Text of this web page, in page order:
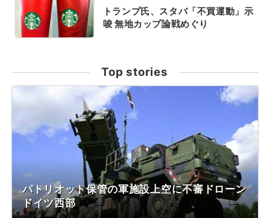
トランプ氏、スタバ「不買運動」示
唆 無地カップ論戦めぐり
Top stories
パトリオット保管の軍施設上空に不審ドローン
ドイツ西部